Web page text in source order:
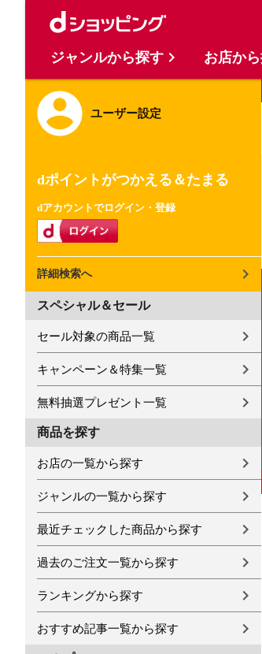
ユーザー設定
dポイントがつかえる＆たまる
dアカウントでログイン・登録
詳細検索へ
スペシャル＆セール
セール対象の商品一覧
キャンペーン＆特集一覧
無料抽選プレゼント一覧
商品を探す
お店の一覧から探す
ジャンルの一覧から探す
最近チェックした商品から探す
過去のご注文一覧から探す
ランキングから探す
おすすめ記事一覧から探す
ジャンルから探す お店か